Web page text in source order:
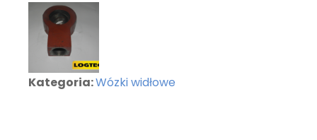
Kategoria:Wózki widłowe